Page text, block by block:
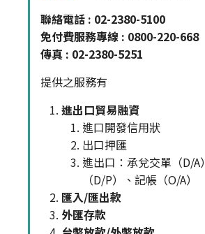
聯絡電話 : 02-2380-5100
免付費服務專線 : 0800-220-668
傳真 : 02-2380-5251
提供之服務有
進出口貿易融資
進口開發信用狀
出口押匯
進出口：承兌交單（D/
（D/P）、記帳（O/A）
匯入/匯出款
外匯存款